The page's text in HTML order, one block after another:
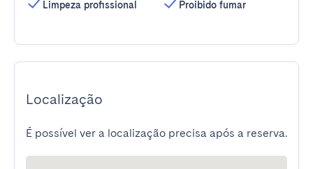
Limpeza profissional Proibido fumar
Localização
É possível ver a localização precisa após a reserva.